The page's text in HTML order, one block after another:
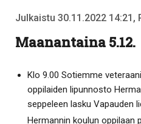
Julkaistu 30.11.2022 14:21,
Maanantaina 5.12.
Klo 9.00 Sotiemme
oppilaiden lipunnosto
seppeleen lasku Vapauden
Hermannin koulun oppilaan